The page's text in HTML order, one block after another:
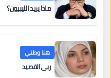
ماذا يريد الليبيون؟
هنا وطني
ربى القصيد